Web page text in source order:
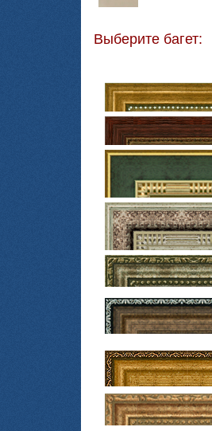
Выберите багет: